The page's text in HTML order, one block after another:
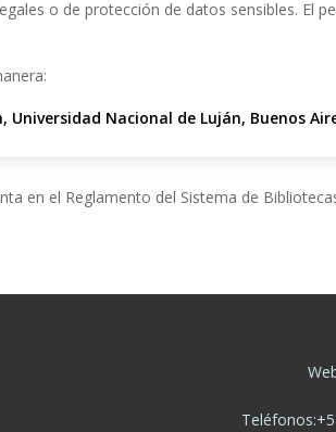
o de protección de datos sensibles. El
Nacional de Luján, Buenos
en el Reglamento del Sistema de